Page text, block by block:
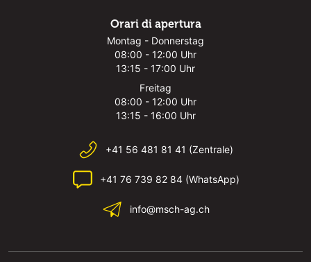
Orari di apertura
Montag - Donnerstag
08:00 - 12:00 Uhr
13:15 - 17:00 Uhr
Freitag
08:00 - 12:00 Uhr
13:15 - 16:00 Uhr
+41 56 481 81 41 (Zentrale)
+41 76 739 82 84 (WhatsApp)
info@msch-ag.ch